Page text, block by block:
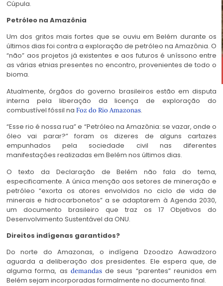
Cúpula.
Petróleo na Amazônia
Um dos gritos mais fortes que se ouviu em Belém durante os
últimos dias foi contra a exploração de petróleo na Amazônia. O
“não” aos projetos já existentes e aos futuros é uníssono entre
as várias etnias presentes no encontro, provenientes de todo o
bioma.
Atualmente, órgãos do governo brasileiros estão em disputa
interna pela liberação da licença de exploração do
combustível fóssil na Foz do Rio Amazonas.
“Esse rio é nossa rua” e “Petróleo na Amazônia: se vazar, onde o
óleo vai parar?” foram os dizeres de alguns cartazes
empunhados pela sociedade civil nas diferentes
manifestações realizadas em Belém nos últimos dias.
O texto da Declaração de Belém não fala do tema,
especificamente. A única menção aos setores de mineração e
petróleo “exorta os atores envolvidos no ciclo de vida de
minerais e hidrocarbonetos” a se adaptarem à Agenda 2030,
um documento brasileiro que traz os 17 Objetivos do
Desenvolvimento Sustentável da ONU.
Direitos indígenas garantidos?
Do norte do Amazonas, o indígena Dzoodzo Aawadzoro
aguarda a deliberação dos presidentes. Ele espera que, de
alguma forma, as demandasde seus “parentes” reunidos em
Belém sejam incorporadas formalmente no documento final.